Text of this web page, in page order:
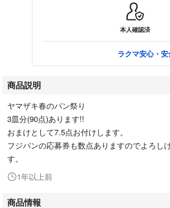
本人確認済
ラクマ安心・
商品説明
ヤマザキ春のパン祭り
3皿分(90点)あります!!
おまけとして7.5点お付けします。
フジパンの応募券も数点ありますのでよろし
す。
1年以上前
商品情報